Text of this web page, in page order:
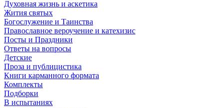
Духовная жизнь и аскетика
Жития святых
Богослужение и Таинства
Православное вероучение и катехизис
Посты и Праздники
Ответы на вопросы
Детские
Проза и публицистика
Книги карманного формата
Комплекты
Подборки
В испытаниях